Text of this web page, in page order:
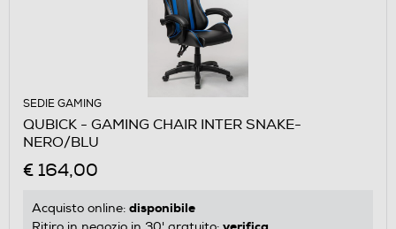
SEDIE GAMING
QUBICK - GAMING CHAIR INTER SNAKE-
NERO/BLU
€ 164,00
Acquisto online: disponibile